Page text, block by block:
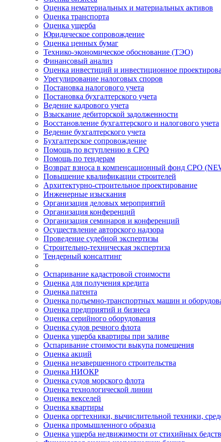
Оценка нематериальных и материальных активов
Оценка транспорта
Оценка ущерба
Юридическое сопровождение
Оценка ценных бумаг
Технико-экономическое обоснование (ТЭО)
Финансовый анализ
Оценка инвестиций и инвестиционное
Урегулирование налоговых споров
Постановка налогового учета
Постановка бухгалтерского учета
Ведение кадрового учета
Взыскание дебиторской задолженности
Восстановление бухгалтерского и налогового учета
Ведение бухгалтерского учета
Бухгалтерское сопровождение
Помощь по вступлению в СРО
Помощь по тендерам
Возврат взноса в компенсационный фонд СРО
Повышение квалификации строителей
Архитектурно-строительное проектирование
Инженерные изыскания
Организация деловых мероприятий
Организация конференций
Организация семинаров и конференций
Осуществление авторского надзора
Проведение судебной экспертизы
Строительно-техническая экспертиза
Тендерный консалтинг
Оспаривание кадастровой стоимости
Оценка для получения кредита
Оценка патента
Оценка подъемно-транспортных машин и
Оценка предприятий и бизнеса
Оценка серийного оборудования
Оценка судов речного флота
Оценка ущерба квартиры при заливе
Оспаривание стоимости выкупа помещения
Оценка акций
Оценка незавершенного строительства
Оценка НИОКР
Оценка судов морского флота
Оценка технологической линии
Оценка векселей
Оценка квартиры
Оценка оргтехники, вычислительной техники,
Оценка промышленного образца
Оценка ущерба недвижимости от стихийных